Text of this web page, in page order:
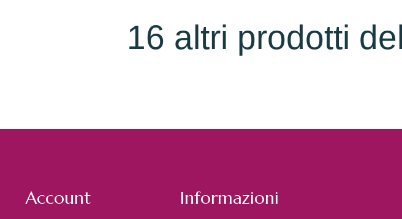
16 altri prodotti
Account Informazioni